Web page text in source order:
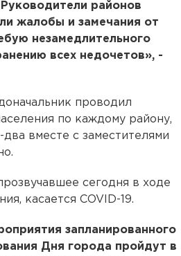
районов
жалобы и замечания от
незамедлительного
всех недочетов», -
проводил
по каждому району,
два вместе с заместителями
сегодня в ходе
касается COVID-19.
запланированного
Дня города пройдут в